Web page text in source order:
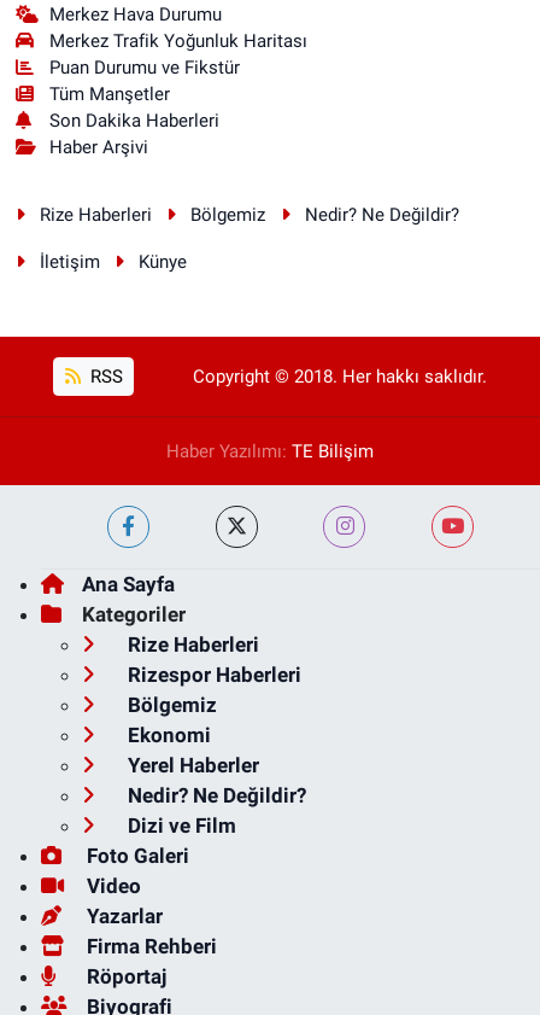
Merkez Hava Durumu
Merkez Trafik Yoğunluk Haritası
Puan Durumu ve Fikstür
Tüm Manşetler
Son Dakika Haberleri
Haber Arşivi
Rize Haberleri Bölgemiz Nedir? Ne Değildir?
İletişim Künye
RSS Copyright © 2018. Her hakkı saklıdır.
Haber Yazılımı: TE Bilişim
Ana Sayfa
Kategoriler
Rize Haberleri
Rizespor Haberleri
Bölgemiz
Ekonomi
Yerel Haberler
Nedir? Ne Değildir?
Dizi ve Film
Foto Galeri
Video
Yazarlar
Firma Rehberi
Röportaj
Biyografi